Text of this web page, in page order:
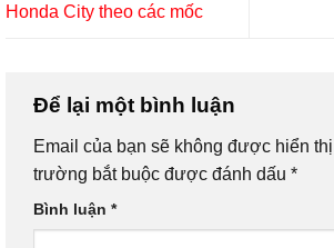
Honda City theo các mốc
Để lại một bình luận
Email của bạn sẽ không được hiển
trường bắt buộc được đánh dấu *
Bình luận *